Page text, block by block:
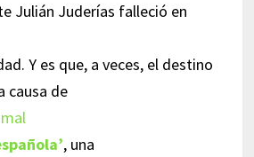
Julián Juderías falleció en
Y es que, a veces, el destino
causa de
mal
, una